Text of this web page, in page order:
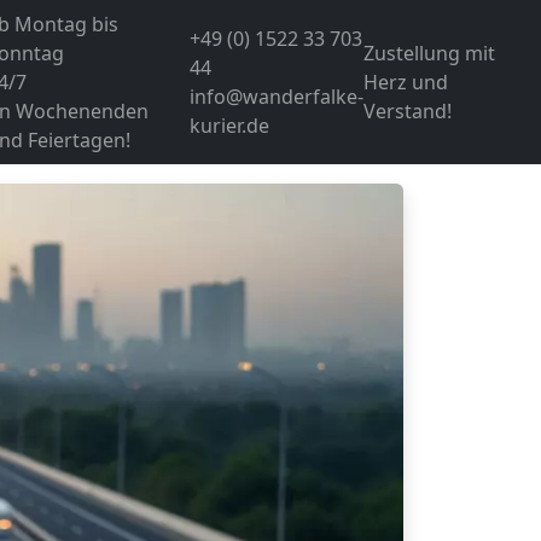
Montag bis
7
Wochenenden
Feiertagen!
+49 (0) 1522 33 703
44
info@wanderfalke-
kurier.de
Zustellung mit
Herz und
Verstand!